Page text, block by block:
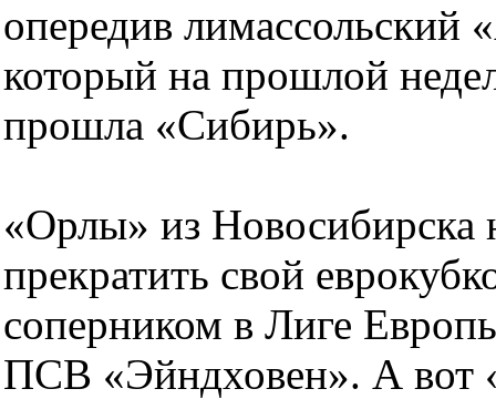
опередив лимассольский
который на прошлой
прошла «Сибирь».
«Орлы» из Новосибирска
прекратить свой
соперником в Лиге
ПСВ «Эйндховен». А вот